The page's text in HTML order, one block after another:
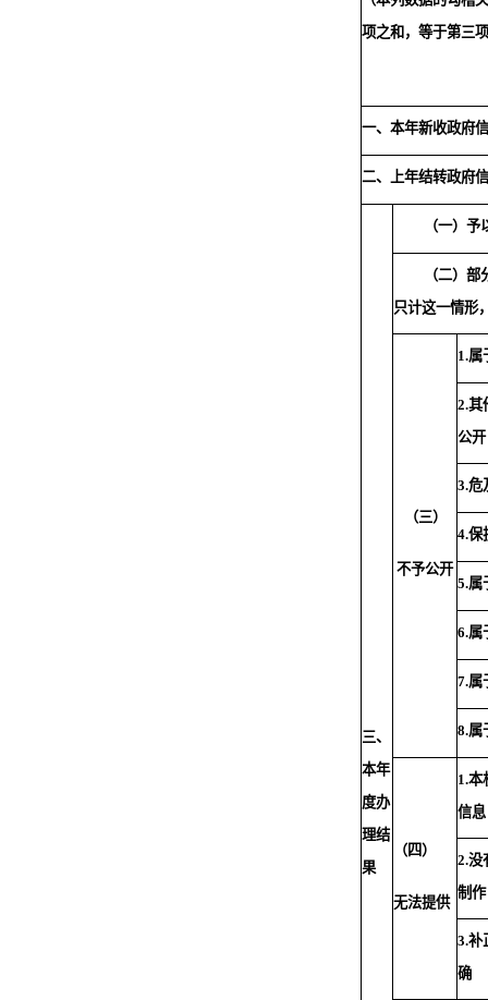
项之和，等于第三
一、本年新收政府
二、上年结转政府
三、
本年
度办
理结
果
（一）予
（二）
只计这一情形
（三）
不予公开
1.属
2.其
公开
3.危
4.保
5.属
6.属
7.属
8.属
（四）
无法提供
1.本
信息
2.没
制作
3.补
确